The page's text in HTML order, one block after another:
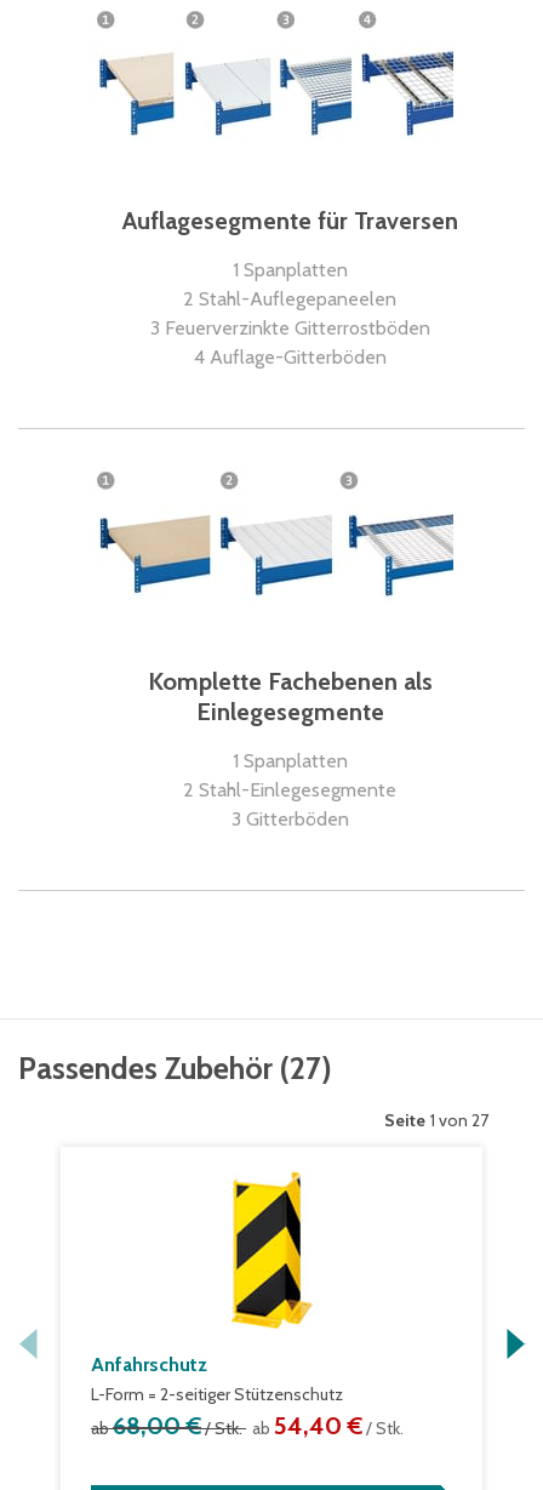
Auflagesegmente für Traversen
1 Spanplatten
2 Stahl-Auflegepaneelen
3 Feuerverzinkte Gitterrostböden
4 Auflage-Gitterböden
Komplette Fachebenen als
Einlegesegmente
1 Spanplatten
2 Stahl-Einlegesegmente
3 Gitterböden
Passendes Zubehör (27)
Seite 1 von 27
Anfahrschutz
L-Form = 2-seitiger Stützenschutz
ab68,00 €/ Stk. ab 54,40 €/ Stk.